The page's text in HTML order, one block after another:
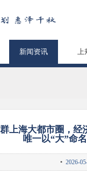
新闻资讯
上海大都市圈，
唯一以“大”命
2026-